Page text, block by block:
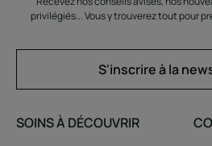
privilégiés... Vous y trouverez tout pour
S'inscrire à la
SOINS À DÉCOUVRIR